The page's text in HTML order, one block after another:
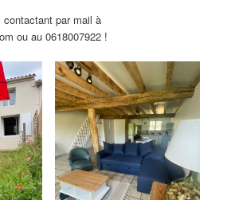
par mail à
ou au 0618007922 !